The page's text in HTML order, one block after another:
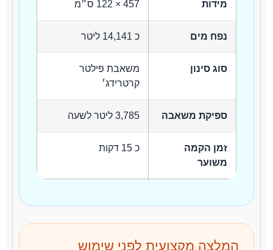
מידות 457 × 122 ס״מ
נפח מים כ 14,141 ליטר
סוג סינון
משאבת פילטר
קרטרידג׳
ספיקת משאבה 3,785 ליטר לשעה
זמן הקמה
משוער
כ 15 דקות
המלצה מקצועית לפני שימוש